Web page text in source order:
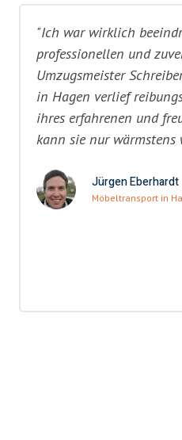
"Ich war wirklich
professionellen und
Umzugsmeister
in Hagen verlief
ihres erfahrenen und
kann sie nur wärmstens
Jürgen Eberhardt
Möbeltransport in